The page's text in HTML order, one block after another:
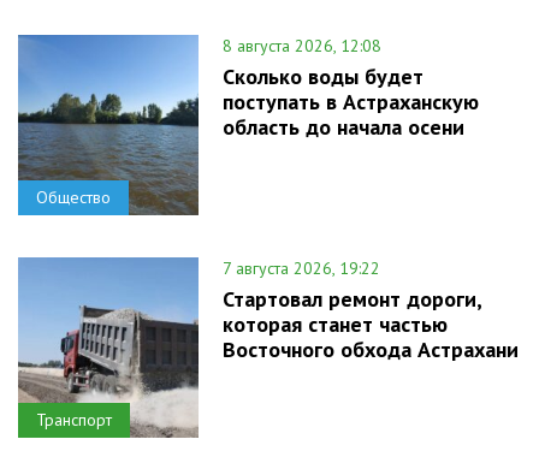
Общество
8 августа 2026, 12:08
Сколько воды будет
поступать в Астраханскую
область до начала осени
Транспорт
7 августа 2026, 19:22
Стартовал ремонт дороги,
которая станет частью
Восточного обхода Астрахани